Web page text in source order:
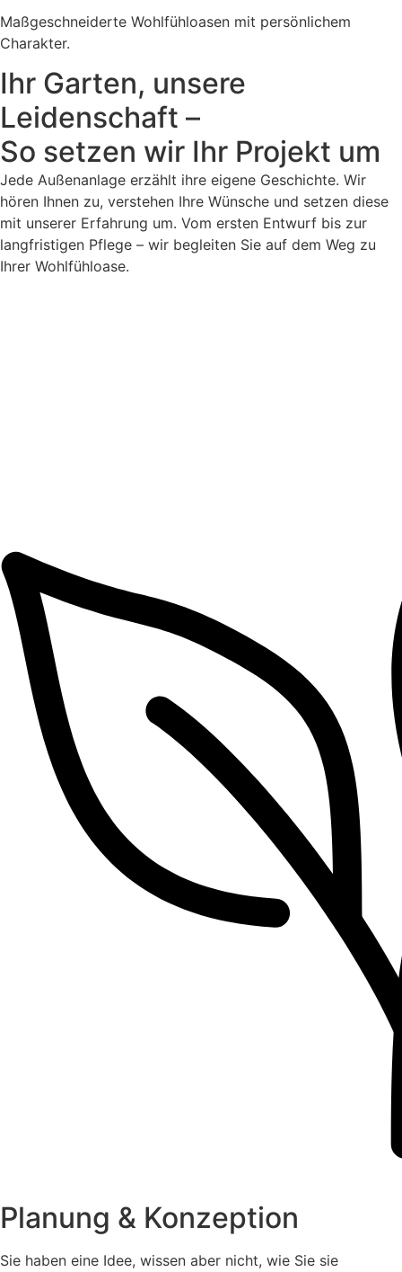
Maßgeschneiderte Wohlfühloasen mit persönlichem
Charakter.
Ihr Garten, unsere
Leidenschaft –
So setzen wir Ihr Projekt um
Jede Außenanlage erzählt ihre eigene Geschichte. Wir
hören Ihnen zu, verstehen Ihre Wünsche und setzen diese
mit unserer Erfahrung um. Vom ersten Entwurf bis zur
langfristigen Pflege – wir begleiten Sie auf dem Weg zu
Ihrer Wohlfühloase.
Planung & Konzeption
Sie haben eine Idee, wissen aber nicht, wie Sie sie